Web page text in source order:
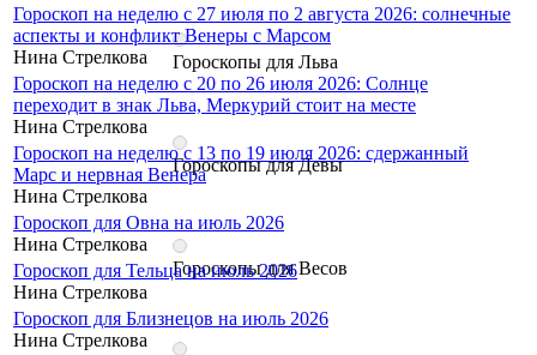
Гороскопы для Льва
Гороскопы для Девы
Гороскопы для Весов
Гороскоп на неделю с 27 июля по 2 августа 2026: солнечные
аспекты и конфликт Венеры с Марсом
Нина Стрелкова
Гороскоп на неделю с 20 по 26 июля 2026: Солнце
переходит в знак Льва, Меркурий стоит на месте
Нина Стрелкова
Гороскоп на неделю с 13 по 19 июля 2026: сдержанный
Марс и нервная Венера
Нина Стрелкова
Гороскоп для Овна на июль 2026
Нина Стрелкова
Гороскоп для Тельца на июль 2026
Нина Стрелкова
Гороскоп для Близнецов на июль 2026
Нина Стрелкова